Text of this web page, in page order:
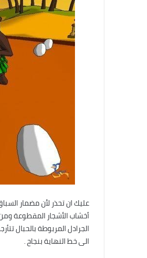
عليك ان تحذر لأن مضمار
أخشاب الأشجار المقطوعة
الجرادل المربوطة بالحبال
الى خط النهاية بنجاح .